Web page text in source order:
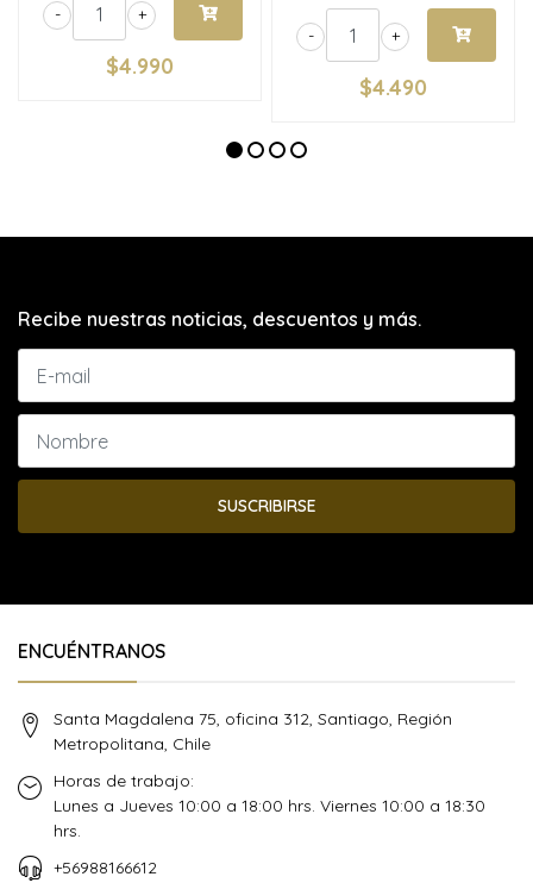
+
-
$4.990
+
-
$4.490
Recibe nuestras noticias, descuentos y más.
SUSCRIBIRSE
ENCUÉNTRANOS
Santa Magdalena 75, oficina 312, Santiago, Región
Metropolitana, Chile
Horas de trabajo:
Lunes a Jueves 10:00 a 18:00 hrs. Viernes 10:00 a 18:30
hrs.
+56988166612